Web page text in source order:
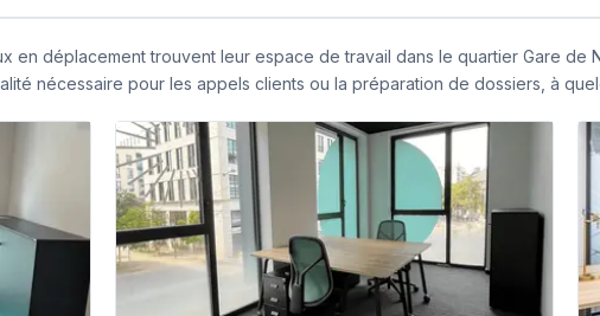
en déplacement trouvent leur espace de travail dans le quartier Gare
nécessaire pour les appels clients ou la préparation de dossiers, à